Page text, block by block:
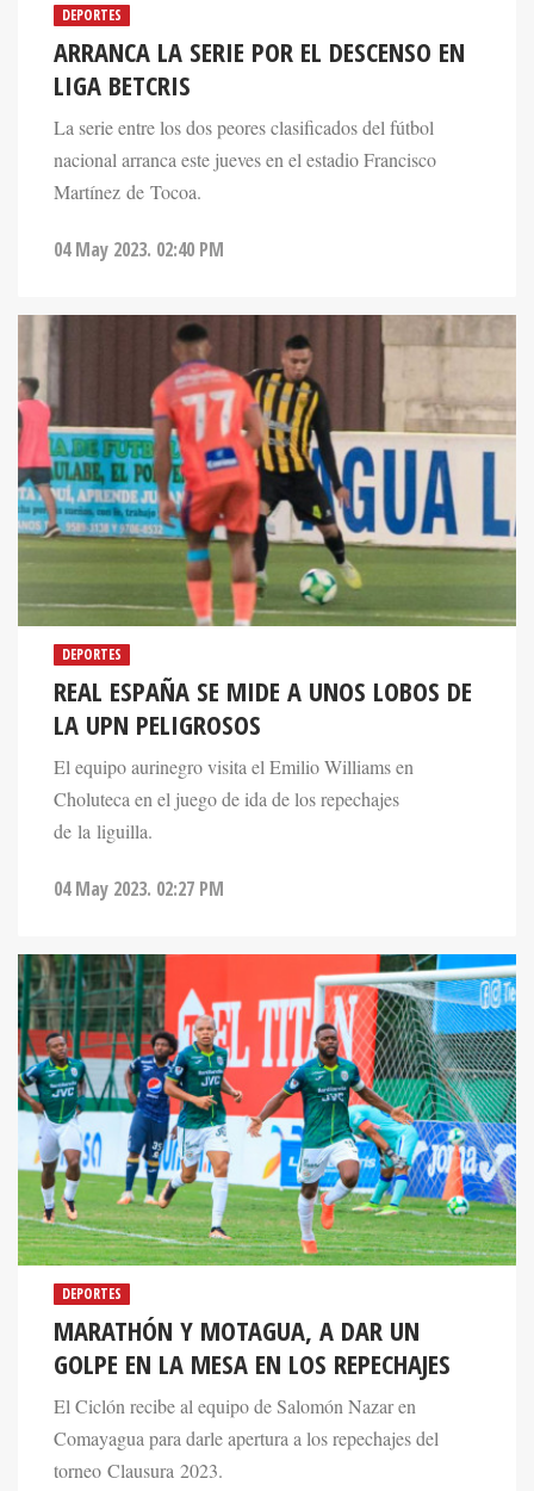
DEPORTES
ARRANCA LA SERIE POR EL DESCENSO EN
LIGA BETCRIS
La serie entre los dos peores clasificados del fútbol
nacional arranca este jueves en el estadio Francisco
Martínez de Tocoa.
04 May 2023. 02:40 PM
DEPORTES
REAL ESPAÑA SE MIDE A UNOS LOBOS DE
LA UPN PELIGROSOS
El equipo aurinegro visita el Emilio Williams en
Choluteca en el juego de ida de los repechajes
de la liguilla.
04 May 2023. 02:27 PM
DEPORTES
MARATHÓN Y MOTAGUA, A DAR UN
GOLPE EN LA MESA EN LOS REPECHAJES
El Ciclón recibe al equipo de Salomón Nazar en
Comayagua para darle apertura a los repechajes del
torneo Clausura 2023.